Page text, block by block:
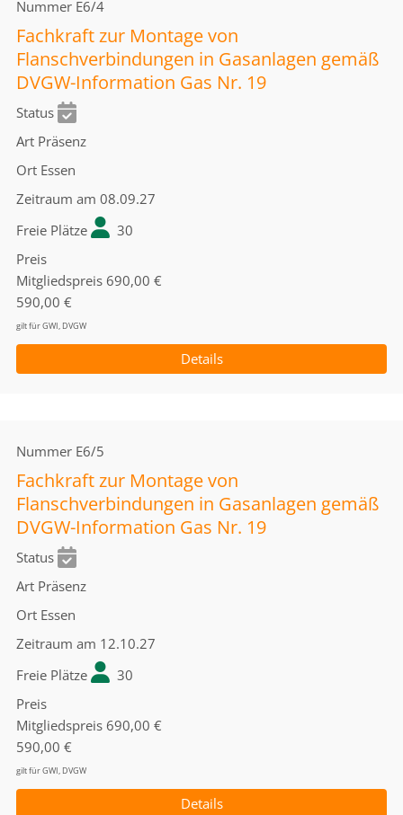
Nummer E6/4
Fachkraft zur Montage von
Flanschverbindungen in Gasanlagen gemäß
DVGW-Information Gas Nr. 19
Status
Art Präsenz
Ort Essen
Zeitraum am 08.09.27
Freie Plätze
30
Preis
Mitgliedspreis 690,00 €
590,00 €
gilt für GWI, DVGW
Details
Nummer E6/5
Fachkraft zur Montage von
Flanschverbindungen in Gasanlagen gemäß
DVGW-Information Gas Nr. 19
Status
Art Präsenz
Ort Essen
Zeitraum am 12.10.27
Freie Plätze
30
Preis
Mitgliedspreis 690,00 €
590,00 €
gilt für GWI, DVGW
Details